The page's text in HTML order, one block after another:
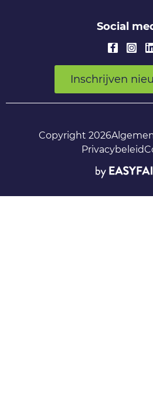
Social
Inschrijven
Copyright 2026
Privacybeleid